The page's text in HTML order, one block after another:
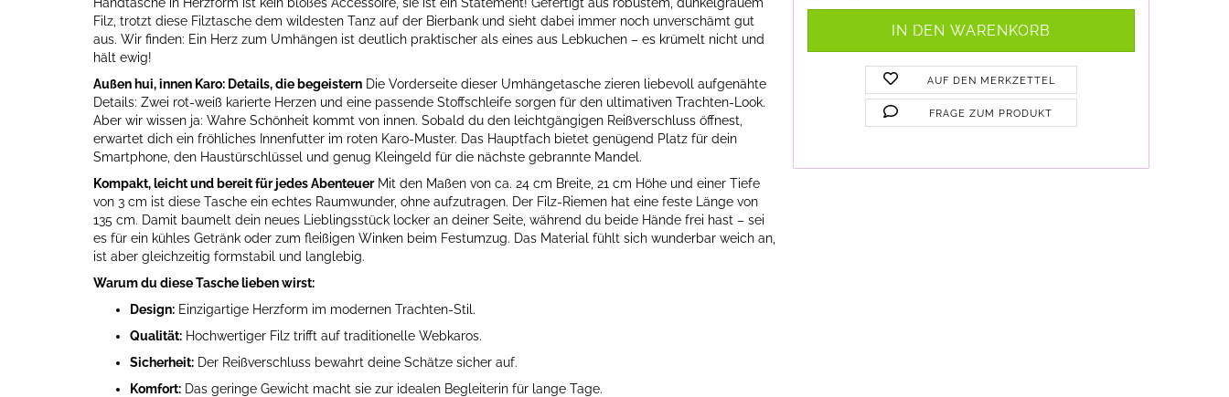
AUF DEN MERKZETTEL
FRAGE ZUM PRODUKT
Filz, trotzt diese Filztasche dem wildesten Tanz auf der Bierbank und sieht dabei immer noch unverschämt gut
aus. Wir finden: Ein Herz zum Umhängen ist deutlich praktischer als eines aus Lebkuchen – es krümelt nicht und
hält ewig!
Außen hui, innen Karo: Details, die begeistern Die Vorderseite dieser Umhängetasche zieren liebevoll aufgenähte
Details: Zwei rot-weiß karierte Herzen und eine passende Stoffschleife sorgen für den ultimativen Trachten-Look.
Aber wir wissen ja: Wahre Schönheit kommt von innen. Sobald du den leichtgängigen Reißverschluss öffnest,
erwartet dich ein fröhliches Innenfutter im roten Karo-Muster. Das Hauptfach bietet genügend Platz für dein
Smartphone, den Haustürschlüssel und genug Kleingeld für die nächste gebrannte Mandel.
Kompakt, leicht und bereit für jedes AbenteuerMit den Maßen von ca. 24 cm Breite, 21 cm Höhe und einer Tiefe
von 3 cm ist diese Tasche ein echtes Raumwunder, ohne aufzutragen. Der Filz-Riemen hat eine feste Länge von
135 cm. Damit baumelt dein neues Lieblingsstück locker an deiner Seite, während du beide Hände frei hast – sei
es für ein kühles Getränk oder zum fleißigen Winken beim Festumzug. Das Material fühlt sich wunderbar weich an,
ist aber gleichzeitig formstabil und langlebig.
Warum du diese Tasche lieben wirst:
Design: Einzigartige Herzform im modernen Trachten-Stil.
Qualität: Hochwertiger Filz trifft auf traditionelle Webkaros.
Sicherheit: Der Reißverschluss bewahrt deine Schätze sicher auf.
Komfort: Das geringe Gewicht macht sie zur idealen Begleiterin für lange Tage.